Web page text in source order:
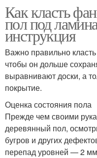
Как класть
пол под
инструкция
Важно правильно
чтобы он дольше
выравнивают доски, а
покрытие.
Оценка состояния пола
Прежде чем своими
деревянный пол,
бугров и других
перепад уровней — 2